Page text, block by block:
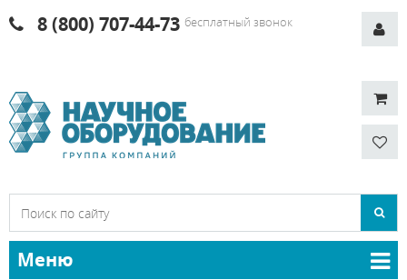
8 (800) 707-44-73 бесплатный звонок
Меню